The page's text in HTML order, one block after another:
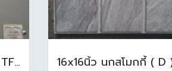
อ่างล้างหน้าใต้เคาน์เตอร์ TF-0458 สีขาว